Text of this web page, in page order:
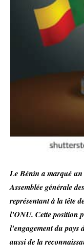
Le Bénin a marqué
Assemblée générale
représentant à la tête
l’ONU. Cette position
l’engagement du
aussi de la